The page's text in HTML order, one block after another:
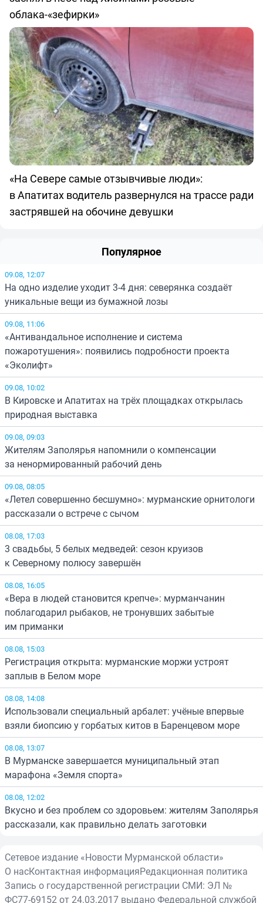
облака-«зефирки»
«На Севере самые отзывчивые люди»:
в Апатитах водитель развернулся на трассе ради
застрявшей на обочине девушки
Популярное
09.08, 12:07
На одно изделие уходит 3-4 дня: северянка создаёт
уникальные вещи из бумажной лозы
09.08, 11:06
«Антивандальное исполнение и система
пожаротушения»: появились подробности проекта
«Эколифт»
09.08, 10:02
В Кировске и Апатитах на трёх площадках открылась
природная выставка
09.08, 09:03
Жителям Заполярья напомнили о компенсации
за ненормированный рабочий день
09.08, 08:05
«Летел совершенно бесшумно»: мурманские орнитологи
рассказали о встрече с сычом
08.08, 17:03
3 свадьбы, 5 белых медведей: сезон круизов
к Северному полюсу завершён
08.08, 16:05
«Вера в людей становится крепче»: мурманчанин
поблагодарил рыбаков, не тронувших забытые
им приманки
08.08, 15:03
Регистрация открыта: мурманские моржи устроят
заплыв в Белом море
08.08, 14:08
Использовали специальный арбалет: учёные впервые
взяли биопсию у горбатых китов в Баренцевом море
08.08, 13:07
В Мурманске завершается муниципальный этап
марафона «Земля спорта»
08.08, 12:02
Вкусно и без проблем со здоровьем: жителям Заполярья
рассказали, как правильно делать заготовки
Сетевое издание «Новости Мурманской области»
О насКонтактная информацияРедакционная политика
Запись о государственной регистрации СМИ: ЭЛ №
ФС77-69152 от 24.03.2017 выдано Федеральной службой